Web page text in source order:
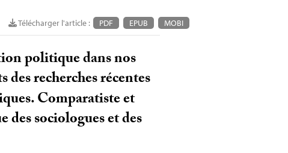
Télécharger l'article : PDF EPUB MOBI
politique dans nos
recherches récentes
Comparatiste et
sociologues et des